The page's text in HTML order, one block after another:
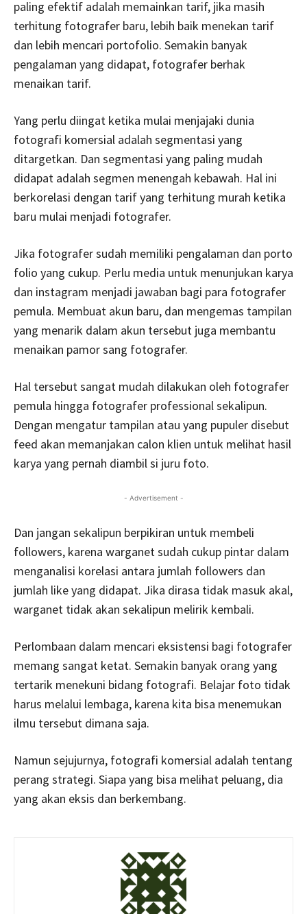
paling efektif adalah memainkan tarif, jika masih
terhitung fotografer baru, lebih baik menekan tarif
dan lebih mencari portofolio. Semakin banyak
pengalaman yang didapat, fotografer berhak
menaikan tarif.
Yang perlu diingat ketika mulai menjajaki dunia
fotografi komersial adalah segmentasi yang
ditargetkan. Dan segmentasi yang paling mudah
didapat adalah segmen menengah kebawah. Hal ini
berkorelasi dengan tarif yang terhitung murah ketika
baru mulai menjadi fotografer.
Jika fotografer sudah memiliki pengalaman dan porto
folio yang cukup. Perlu media untuk menunjukan karya
dan instagram menjadi jawaban bagi para fotografer
pemula. Membuat akun baru, dan mengemas tampilan
yang menarik dalam akun tersebut juga membantu
menaikan pamor sang fotografer.
Hal tersebut sangat mudah dilakukan oleh fotografer
pemula hingga fotografer professional sekalipun.
Dengan mengatur tampilan atau yang pupuler disebut
feed akan memanjakan calon klien untuk melihat hasil
karya yang pernah diambil si juru foto.
- Advertisement -
Dan jangan sekalipun berpikiran untuk membeli
followers, karena warganet sudah cukup pintar dalam
menganalisi korelasi antara jumlah followers dan
jumlah like yang didapat. Jika dirasa tidak masuk akal,
warganet tidak akan sekalipun melirik kembali.
Perlombaan dalam mencari eksistensi bagi fotografer
memang sangat ketat. Semakin banyak orang yang
tertarik menekuni bidang fotografi. Belajar foto tidak
harus melalui lembaga, karena kita bisa menemukan
ilmu tersebut dimana saja.
Namun sejujurnya, fotografi komersial adalah tentang
perang strategi. Siapa yang bisa melihat peluang, dia
yang akan eksis dan berkembang.